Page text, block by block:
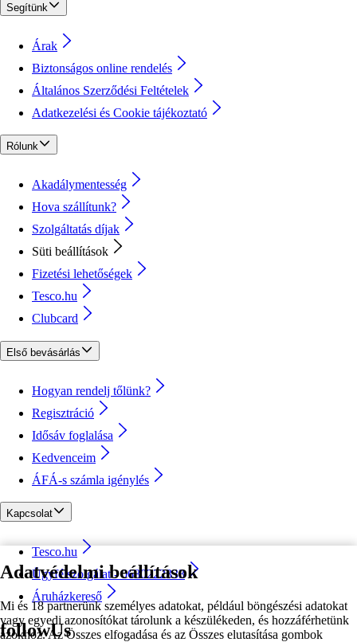
Adatvédelmi beállítások
Mi és 18 partnerünk személyes adatokat, például böngészési adatokat
vagy egyedi azonosítókat tárolunk a készülékeden, és hozzáférhetünk
azokhoz. Az Összes elfogadása és az Összes elutasítása gombok
Segítünk
Árak
Biztonságos online rendelés
Általános Szerződési Feltételek
Adatkezelési és Cookie tájékoztató
Rólunk
Akadálymentesség
Hova szállítunk?
Szolgáltatás díjak
Süti beállítások
Fizetési lehetőségek
Tesco.hu
Clubcard
Első bevásárlás
Hogyan rendelj tőlünk?
Regisztráció
Idősáv foglalása
Kedvenceim
ÁFÁ-s számla igénylés
Kapcsolat
Tesco.hu
Ügyfélszolgálat - 0680222333
Áruházkereső
followUs